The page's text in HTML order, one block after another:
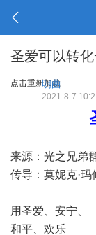
圣爱可以转化
点击重新加载
明曲
2021-8-7
来源：光之兄弟
传导：莫妮克·玛
用圣爱、安宁、
和平、欢乐